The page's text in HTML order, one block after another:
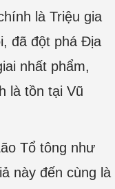
là Triệu gia
đã đột phá Địa
nhất phẩm,
là tồn tại Vũ
Tổ tông như
này đến cùng là